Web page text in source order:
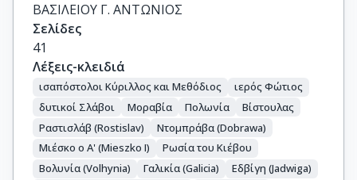
ΒΑΣΙΛΕΙΟΥ Γ. ΑΝΤΩΝΙΟΣ
Σελίδες
41
Λέξεις-κλειδιά
ισαπόστολοι Κύριλλος και Μεθόδιος
ιερός Φώτιος
δυτικοί Σλάβοι
Μοραβία Πολωνία
Βίστουλας
Ραστισλάβ (Rostislav)
Ντομπράβα (Dobrawa)
Μιέσκο ο Α' (Mieszko Ι)
Ρωσία του Κιέβου
Βολυνία (Volhynia)
Γαλικία (Galicia)
Εδβίγη (Jadwiga)